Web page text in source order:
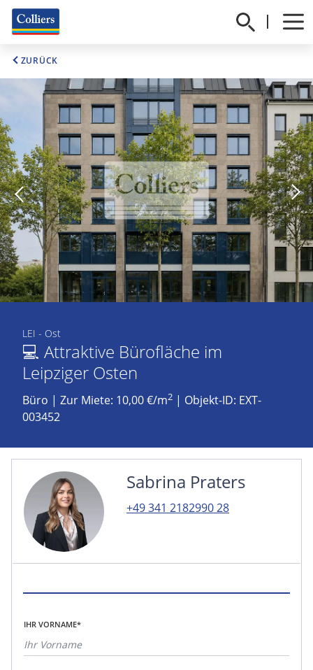
ZURÜCK
LEI - Ost
💻 Attraktive Bürofläche im
Leipziger Osten
Büro | Zur Miete: 10,00 €/m2 | Objekt-ID: EXT-
003452
Sabrina Praters
+49 341 2182990 28
IHR VORNAME*